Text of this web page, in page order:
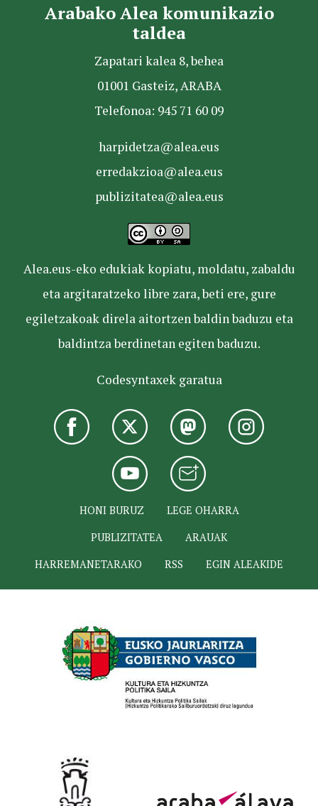
Arabako Alea komunikazio
taldea
Zapatari kalea 8, behea
01001 Gasteiz, ARABA
Telefonoa: 945 71 60 09
harpidetza@alea.eus
erredakzioa@alea.eus
publizitatea@alea.eus
Alea.eus-eko edukiak kopiatu, moldatu, zabaldu
eta argitaratzeko libre zara, beti ere, gure
egiletzakoak direla aitortzen baldin baduzu eta
baldintza berdinetan egiten baduzu.
Codesyntaxek garatua
HONI BURUZ
LEGE OHARRA
PUBLIZITATEA
ARAUAK
HARREMANETARAKO
RSS EGIN ALEAKIDE